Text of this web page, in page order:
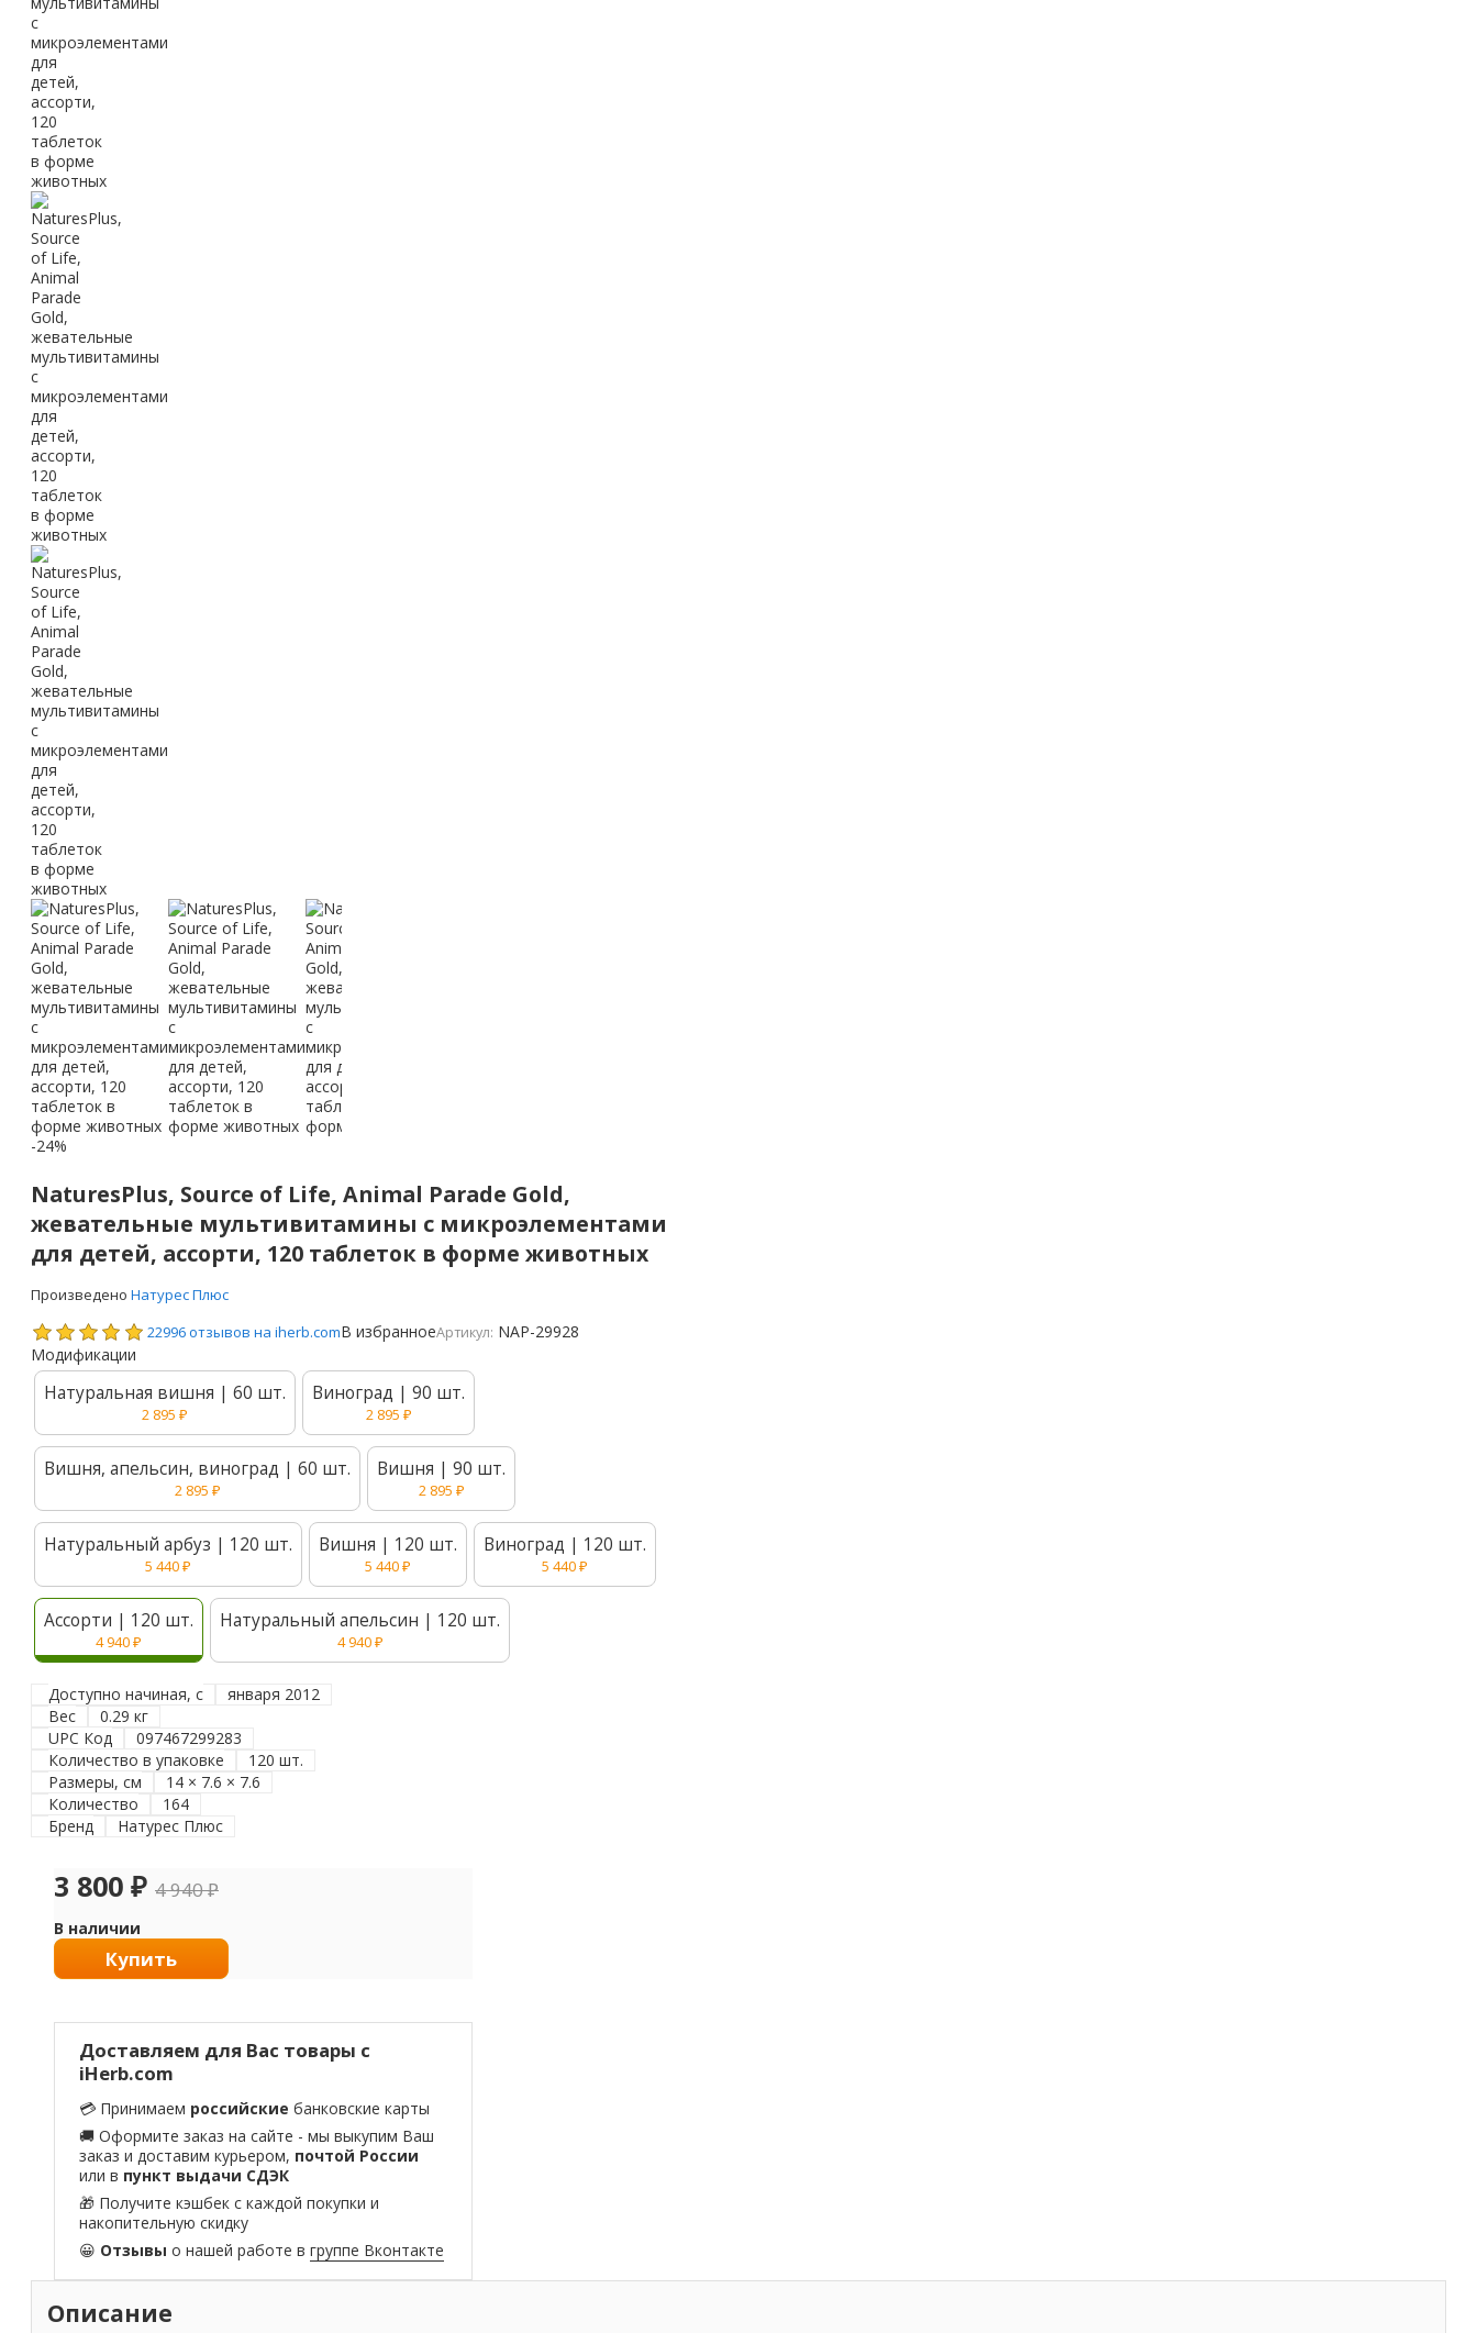
-24%
NaturesPlus, Source of Life, Animal Parade Gold,
жевательные мультивитамины с микроэлементами
для детей, ассорти, 120 таблеток в форме животных
Произведено Натурес Плюс
22996 отзывов на iherb.comВ избранноеАртикул: NAP-29928
Модификации
Натуральная вишня | 60 шт.
2 895 ₽
Виноград | 90 шт.
2 895 ₽
Вишня, апельсин, виноград | 60 шт.
2 895 ₽
Вишня | 90 шт.
2 895 ₽
Натуральный арбуз | 120 шт.
5 440₽
Вишня | 120 шт.
5 440₽
Виноград | 120 шт.
5 440₽
Ассорти | 120 шт.
4 940₽
Натуральный апельсин | 120 шт.
4 940₽
Доступно начиная, с
января 2012
Вес
0.29 кг
UPC Код
097467299283
Количество в упаковке
120 шт.
Размеры, см
14 × 7.6 × 7.6
Количество
164
Бренд
Натурес Плюс
3 800 ₽ 4 940₽
В наличии
Купить
Доставляем для Вас товары с
iHerb.com
💳 Принимаем российские банковские карты
🚚 Оформите заказ на сайте - мы выкупим Ваш
заказ и доставим курьером, почтой России
или в пункт выдачи СДЭК
🎁 Получите кэшбек с каждой покупки и
накопительную скидку
😀 Отзывы о нашей работе вгруппе Вконтакте
Описание